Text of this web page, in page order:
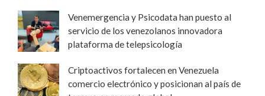
Venemergencia y Psicodata han puesto al
servicio de los venezolanos innovadora
plataforma de telepsicología
Criptoactivos fortalecen en Venezuela
comercio electrónico y posicionan al país de